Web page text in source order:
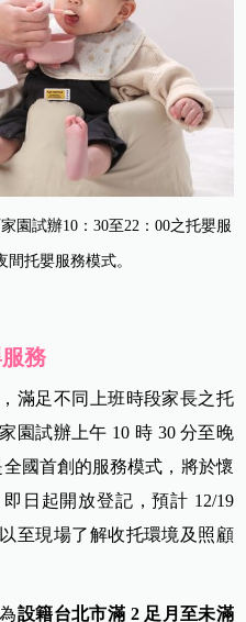
園試辦10：30至22：00之托嬰服
托嬰服務模式。
務
滿足不同上班時段家長之托
園試辦上午 10 時 30 分至晚
國首創的服務模式，將於懷
日起開放登記，預計 12/19
至現場了解收托環境及照顧
設籍台北市滿 2 足月至未滿